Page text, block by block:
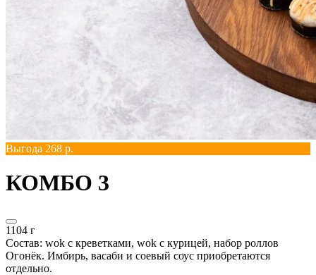
Выгода 268 р.
КОМБО 3
1104 г
Состав: wok с креветками, wok с курицей, набор роллов
Огонёк. Имбирь, васаби и соевый соус приобретаются
отдельно.